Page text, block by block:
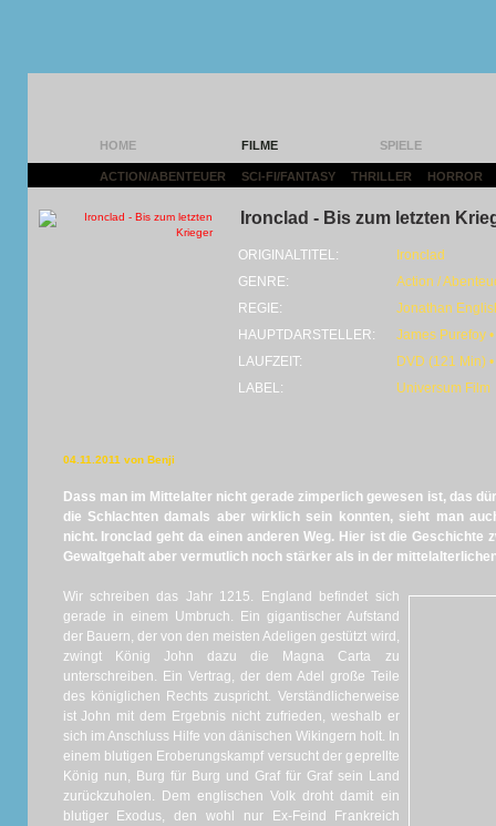
HOME FILME SPIELE
ACTION/ABENTEUER SCI-FI/FANTASY THRILLER HORROR
Ironclad - Bis zum letzten
ORIGINALTITEL:
Ironclad
GENRE:
Action /
REGIE:
Jonathan
HAUPTDARSTELLER:
James Purefoy
LAUFZEIT:
DVD (121 Min)
LABEL:
Universum Film
04.11.2011 von Benji
Dass man im Mittelalter nicht gerade zimperlich gewesen ist, das
die Schlachten damals aber wirklich sein konnten, sieht man
nicht. Ironclad geht da einen anderen Weg. Hier ist die Geschichte
Gewaltgehalt aber vermutlich noch stärker als in der
Wir schreiben das Jahr 1215. England befindet sich
gerade in einem Umbruch.
Ein gigantischer Aufstand
der Bauern, der von den meisten Adeligen gestützt wird,
zwingt König John dazu die Magna Carta zu
unterschreiben. Ein Vertrag, der dem Adel große Teile
des königlichen Rechts zuspricht. Verständlicherweise
ist John mit dem Ergebnis nicht zufrieden, weshalb er
sich im Anschluss Hilfe von dänischen Wikingern holt. In
einem blutigen Eroberungskampf versucht der geprellte
König nun, Burg für Burg und Graf für Graf sein Land
zurückzuholen.
Dem englischen Volk droht damit ein
blutiger Exodus, den wohl nur Ex-Feind Frankreich